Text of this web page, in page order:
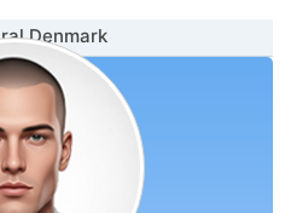
Denmark